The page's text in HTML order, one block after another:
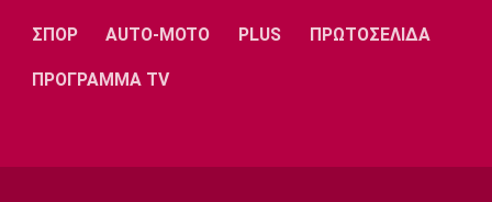
22:20
Super League 1
ΣΠΟΡ AUTO-MOTO PLUS ΠΡΩΤΟΣΕΛΙΔΑ
ΠΡΟΓΡΑΜΜΑ TV